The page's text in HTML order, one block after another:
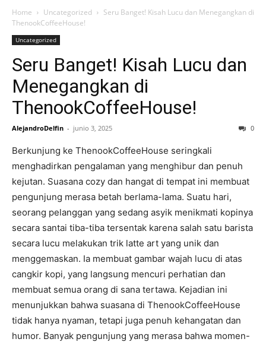
Home Uncategorized
Seru Banget! Kisah Lucu dan Menegangkan di
ThenookCoffeeHouse!
Uncategorized
Seru Banget! Kisah Lucu dan
Menegangkan di
ThenookCoffeeHouse!
AlejandroDelfin - junio 3, 2025 0
Berkunjung ke ThenookCoffeeHouse seringkali
menghadirkan pengalaman yang menghibur dan penuh
kejutan. Suasana cozy dan hangat di tempat ini membuat
pengunjung merasa betah berlama-lama. Suatu hari,
seorang pelanggan yang sedang asyik menikmati kopinya
secara santai tiba-tiba tersentak karena salah satu barista
secara lucu melakukan trik latte art yang unik dan
menggemaskan. Ia membuat gambar wajah lucu di atas
cangkir kopi, yang langsung mencuri perhatian dan
membuat semua orang di sana tertawa. Kejadian ini
menunjukkan bahwa suasana di ThenookCoffeeHouse
tidak hanya nyaman, tetapi juga penuh kehangatan dan
humor. Banyak pengunjung yang merasa bahwa momen-